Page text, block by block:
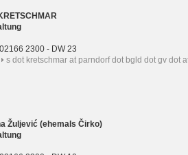
2300 - DW 23
s dot kretschmar at parndorf dot bgld dot gv dot
Žuljević (ehemals Čirko)